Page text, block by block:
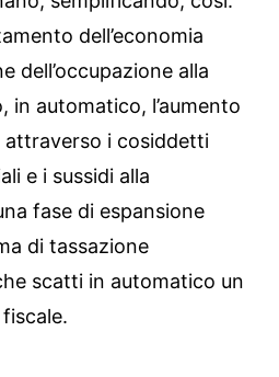
dell’economia
dell’occupazione alla
in automatico, l’aumento
attraverso i cosiddetti
e i sussidi alla
fase di espansione
di tassazione
scatti in automatico un